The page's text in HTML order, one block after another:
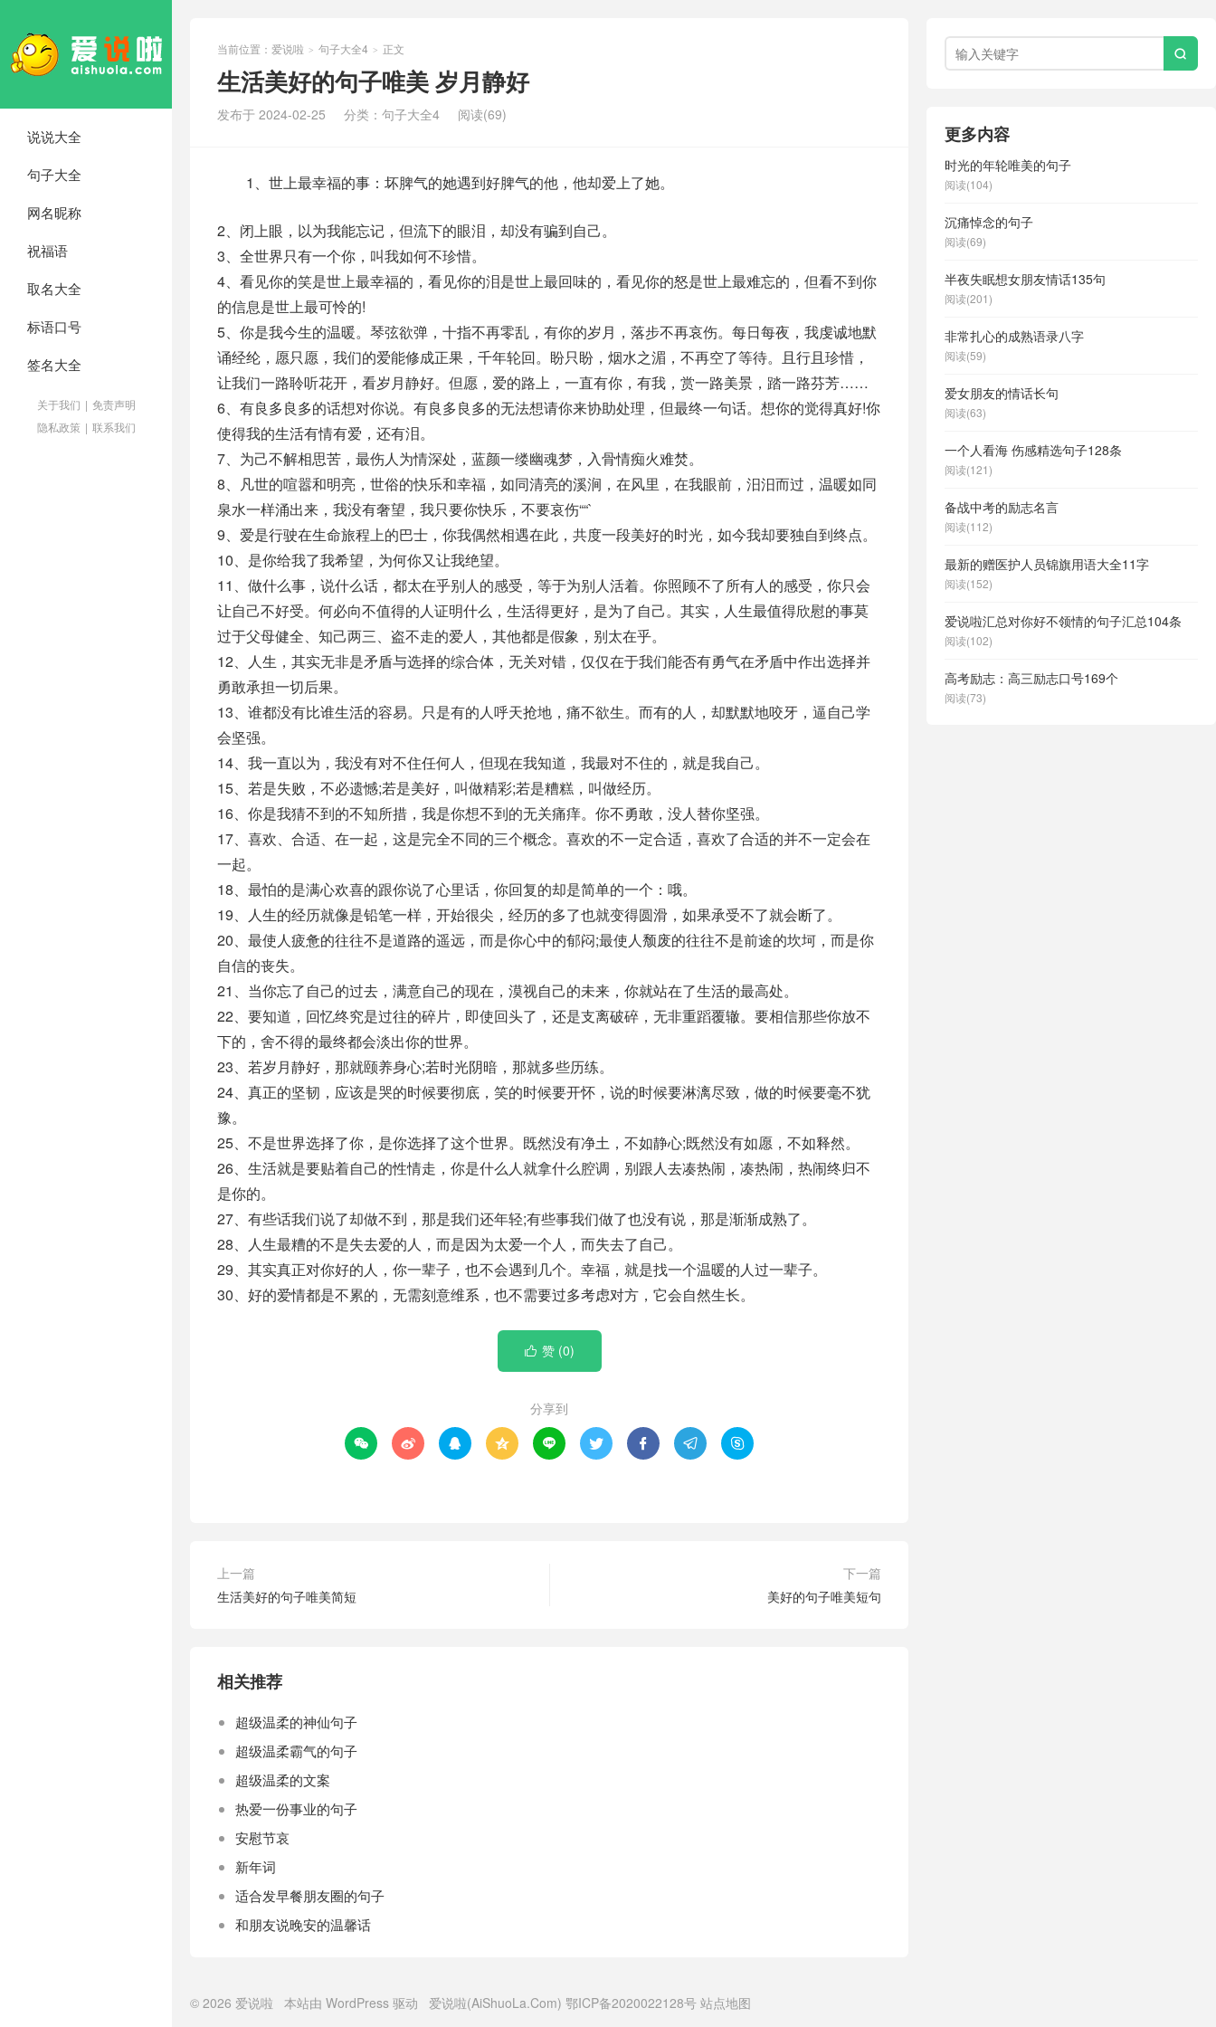
说说大全
句子大全
网名昵称
祝福语
取名大全
标语口号
签名大全
关于我们 | 免责声明
隐私政策 | 联系我们
当前位置： 爱说啦 > 句子大全4 > 正文
生活美好的句子唯美 岁月静好
发布于 2024-02-25 分类： 句子大全4 阅读(69)
1、世上最幸福的事：坏脾气的她遇到好脾气的他，他却爱上了她。
2、闭上眼，以为我能忘记，但流下的眼泪，却没有骗到自己。
3、全世界只有一个你，叫我如何不珍惜。
4、看见你的笑是世上最幸福的，看见你的泪是世上最回味的，看见你的怒是世上最难忘的，但看不到你
的信息是世上最可怜的!
5、你是我今生的温暖。琴弦欲弹，十指不再零乱，有你的岁月，落步不再哀伤。每日每夜，我虔诚地默
诵经纶，愿只愿，我们的爱能修成正果，千年轮回。盼只盼，烟水之湄，不再空了等待。且行且珍惜，
让我们一路聆听花开，看岁月静好。但愿，爱的路上，一直有你，有我，赏一路美景，踏一路芬芳……
6、有良多良多的话想对你说。有良多良多的无法想请你来协助处理，但最终一句话。想你的觉得真好!你
使得我的生活有情有爱，还有泪。
7、为己不解相思苦，最伤人为情深处，蓝颜一缕幽魂梦，入骨情痴火难焚。
8、凡世的喧嚣和明亮，世俗的快乐和幸福，如同清亮的溪涧，在风里，在我眼前，汨汨而过，温暖如同
泉水一样涌出来，我没有奢望，我只要你快乐，不要哀伤““`
9、爱是行驶在生命旅程上的巴士，你我偶然相遇在此，共度一段美好的时光，如今我却要独自到终点。
10、是你给我了我希望，为何你又让我绝望。
11、做什么事，说什么话，都太在乎别人的感受，等于为别人活着。你照顾不了所有人的感受，你只会
让自己不好受。何必向不值得的人证明什么，生活得更好，是为了自己。其实，人生最值得欣慰的事莫
过于父母健全、知己两三、盗不走的爱人，其他都是假象，别太在乎。
12、人生，其实无非是矛盾与选择的综合体，无关对错，仅仅在于我们能否有勇气在矛盾中作出选择并
勇敢承担一切后果。
13、谁都没有比谁生活的容易。只是有的人呼天抢地，痛不欲生。而有的人，却默默地咬牙，逼自己学
会坚强。
14、我一直以为，我没有对不住任何人，但现在我知道，我最对不住的，就是我自己。
15、若是失败，不必遗憾;若是美好，叫做精彩;若是糟糕，叫做经历。
16、你是我猜不到的不知所措，我是你想不到的无关痛痒。你不勇敢，没人替你坚强。
17、喜欢、合适、在一起，这是完全不同的三个概念。喜欢的不一定合适，喜欢了合适的并不一定会在
一起。
18、最怕的是满心欢喜的跟你说了心里话，你回复的却是简单的一个：哦。
19、人生的经历就像是铅笔一样，开始很尖，经历的多了也就变得圆滑，如果承受不了就会断了。
20、最使人疲惫的往往不是道路的遥远，而是你心中的郁闷;最使人颓废的往往不是前途的坎坷，而是你
自信的丧失。
21、当你忘了自己的过去，满意自己的现在，漠视自己的未来，你就站在了生活的最高处。
22、要知道，回忆终究是过往的碎片，即使回头了，还是支离破碎，无非重蹈覆辙。要相信那些你放不
下的，舍不得的最终都会淡出你的世界。
23、若岁月静好，那就颐养身心;若时光阴暗，那就多些历练。
24、真正的坚韧，应该是哭的时候要彻底，笑的时候要开怀，说的时候要淋漓尽致，做的时候要毫不犹
豫。
25、不是世界选择了你，是你选择了这个世界。既然没有净土，不如静心;既然没有如愿，不如释然。
26、生活就是要贴着自己的性情走，你是什么人就拿什么腔调，别跟人去凑热闹，凑热闹，热闹终归不
是你的。
27、有些话我们说了却做不到，那是我们还年轻;有些事我们做了也没有说，那是渐渐成熟了。
28、人生最糟的不是失去爱的人，而是因为太爱一个人，而失去了自己。
29、其实真正对你好的人，你一辈子，也不会遇到几个。幸福，就是找一个温暖的人过一辈子。
30、好的爱情都是不累的，无需刻意维系，也不需要过多考虑对方，它会自然生长。
 赞 (0)
分享到
        
上一篇
生活美好的句子唯美简短
下一篇
美好的句子唯美短句
相关推荐
超级温柔的神仙句子
超级温柔霸气的句子
超级温柔的文案
热爱一份事业的句子
安慰节哀
新年词
适合发早餐朋友圈的句子
和朋友说晚安的温馨话

更多内容
时光的年轮唯美的句子
阅读(104)
沉痛悼念的句子
阅读(69)
半夜失眠想女朋友情话135句
阅读(201)
非常扎心的成熟语录八字
阅读(59)
爱女朋友的情话长句
阅读(63)
一个人看海 伤感精选句子128条
阅读(121)
备战中考的励志名言
阅读(112)
最新的赠医护人员锦旗用语大全11字
阅读(152)
爱说啦汇总对你好不领情的句子汇总104条
阅读(102)
高考励志：高三励志口号169个
阅读(73)
© 2026 爱说啦 本站由 WordPress 驱动 爱说啦(AiShuoLa.Com) 鄂ICP备2020022128号 站点地图